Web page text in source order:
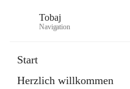
Tobaj
Navigation
Start
Herzlich willkommen